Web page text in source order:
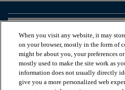
HANDIGE TOOLS
When you visit any website, it may
on your browser, mostly in the form of
might be about you, your preferences
mostly used to make the site work as
information does not usually directly
give you a more personalized web